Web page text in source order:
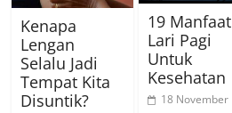
Kenapa
Lengan
Selalu Jadi
Tempat Kita
Disuntik?
19 Manfaat
Lari Pagi
Untuk
Kesehatan
18 November